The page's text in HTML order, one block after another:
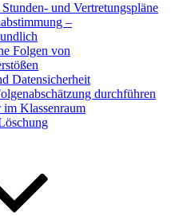
und Vertretungspläne
–
Folgen von
Datensicherheit
durchführen
im Klassenraum